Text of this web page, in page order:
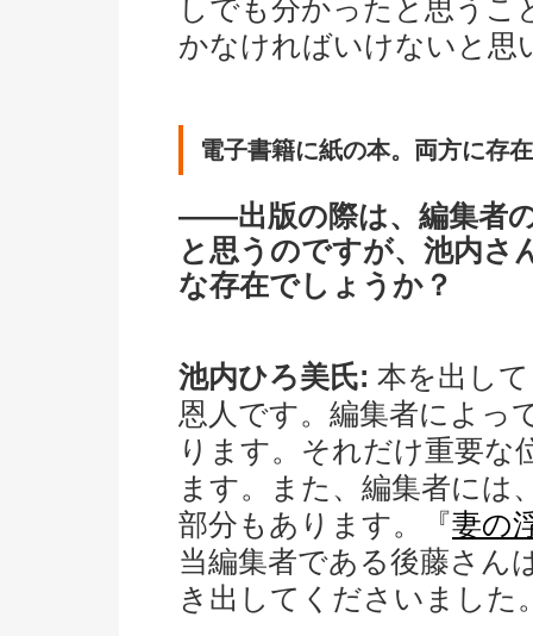
しでも分かったと思う
かなければいけないと思
電子書籍に紙の本。両方に存
――出版の際は、編集者
と思うのですが、池内さ
な存在でしょうか？
池内ひろ美氏: 本を出し
恩人です。編集者によっ
ります。それだけ重要な
ます。また、編集者には
部分もあります。『妻の
当編集者である後藤さん
き出してくださいました